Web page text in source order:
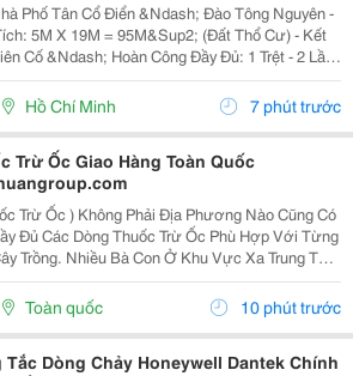
Phố Tân Cổ Điển &Ndash; Đào Tông Nguyên -
5M X 19M = 95M&Sup2; (Đất Thổ Cư) - Kết
Cố &Ndash; Hoàn Công Đầy Đủ: 1 Trệt - 2 Lầu
Ngủ - 1 Phòng Thờ - 5 Wv -Tặng Full Nội Thất
6 Máy Lạnh, Tivi - Nội Thất...
Hồ Chí Minh 7 phút trước
Trừ Ốc Giao Hàng Toàn Quốc
Trừ Ốc ) Không Phải Địa Phương Nào Cũng Có
Đủ Các Dòng Thuốc Trừ Ốc Phù Hợp Với Từng
Trồng. Nhiều Bà Con Ở Khu Vực Xa Trung Tâm
Cửa Hàng Vật Tư Nông Nghiệp Thường Mất
Thời Gian Để Tìm Nguồn Hàng Đúng Nhu...
Toàn quốc 10 phút trước
Tắc Dòng Chảy Honeywell Dantek Chính